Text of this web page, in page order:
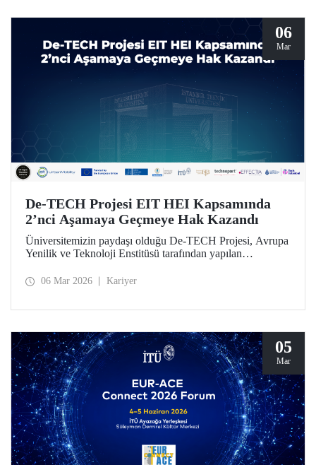
06
Mar
De-TECH Projesi EIT HEI Kapsamında
2’nci Aşamaya Geçmeye Hak Kazandı
Üniversitemizin paydaşı olduğu De-TECH Projesi, Avrupa
Yenilik ve Teknoloji Enstitüsü tarafından yapılan
bulundu.
06 Mar 2026 Kariyer
05
Mar